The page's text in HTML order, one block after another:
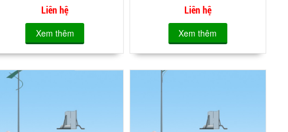
Liên hệ
Xem thêm
Liên hệ
Xem thêm